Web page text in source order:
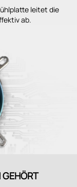
leitet die
ab.